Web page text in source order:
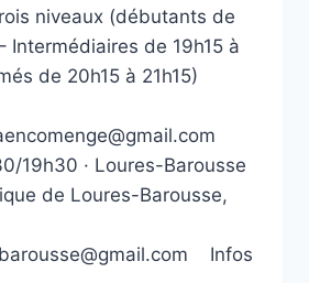
niveaux (débutants de
Intermédiaires de 19h15 à
de 20h15 à 21h15)
19h30 · Loures-Barousse
de Loures-Barousse,
Infos